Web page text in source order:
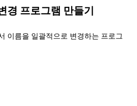
경 프로그램 만들기
이름을 일괄적으로 변경하는 프로그